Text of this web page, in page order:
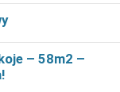
– 58m2 –